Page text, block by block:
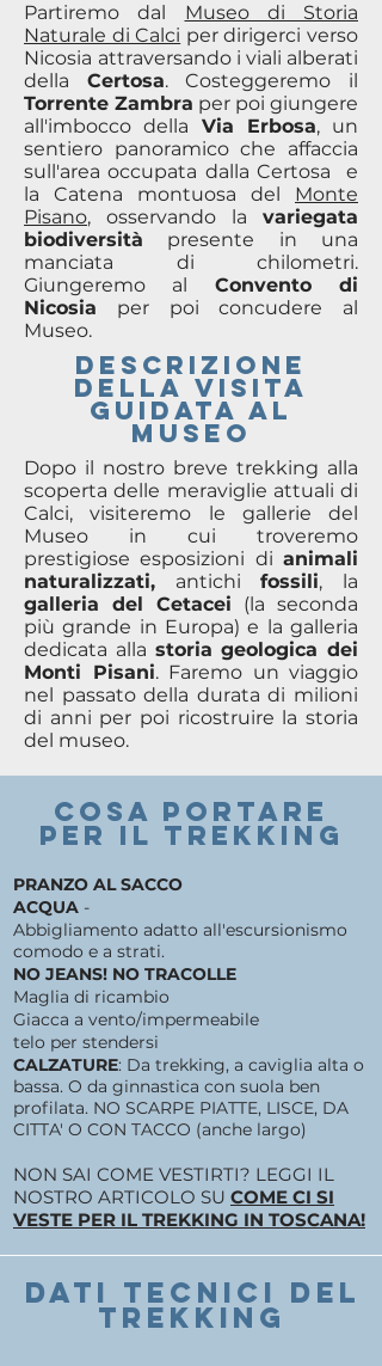
Partiremo dal Museo di Storia
Naturale di Calci per dirigerci verso
Nicosia attraversando i viali alberati
della Certosa. Costeggeremo il
Torrente Zambra per poi giungere
all'imbocco della Via Erbosa, un
sentiero panoramico che affaccia
sull'area occupata dalla Certosa e
la Catena montuosa del Monte
Pisano, osservando la variegata
biodiversità presente in una
manciata di chilometri.
Giungeremo al Convento di
Nicosia per poi concudere al
Museo.
DESCRIZIONE
DELLA VISITA
GUIDATA AL
MUSEO
Dopo il nostro breve trekking alla
scoperta delle meraviglie attuali di
Calci, visiteremo le gallerie del
Museo in cui troveremo
prestigiose esposizioni di animali
naturalizzati, antichifossili, la
galleria del Cetacei (la seconda
più grande in Europa) e la galleria
dedicata alla storia geologica dei
Monti Pisani. Faremo un viaggio
nel passato della durata di milioni
di anni per poi ricostruire la storia
del museo.
COSA PORTARE
PER IL TREKKING
PRANZO AL SACCO
ACQUA -
Abbigliamento adatto all'escursionismo
comodo e a strati.
NO JEANS! NO TRACOLLE
Maglia di ricambio
Giacca a vento/impermeabile
telo per stendersi
CALZATURE: Da trekking, a caviglia alta o
bassa. O da ginnastica con suola ben
profilata. NO SCARPE PIATTE, LISCE, DA
CITTA' O CON TACCO (anche largo)
NON SAI COME VESTIRTI? LEGGI IL
NOSTRO ARTICOLO SU COME CI SI
VESTE PER IL TREKKING IN TOSCANA!
DATI TECNICI DEL
TREKKING